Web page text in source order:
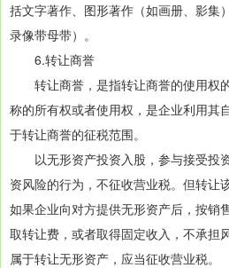
括文字著作、图形著作（如画册、影集
录像带母带）。
6.转让商誉
转让商誉，是指转让商誉的使用权
称的所有权或者使用权，是企业利用其
于转让商誉的征税范围。
以无形资产投资入股，参与接受投
资风险的行为，不征收营业税。但转让
如果企业向对方提供无形资产后，按销
取转让费，或者取得固定收入，不承担
属于转让无形资产，应当征收营业税。